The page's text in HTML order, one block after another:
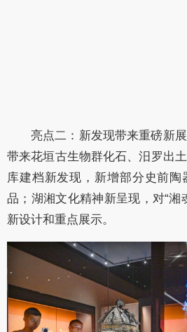
亮点二：新发现带来重磅新
带来花垣古生物群化石、汨罗出
库建档新发现，新增部分史前
品；湖湘文化精神新呈现，对“湘
新设计和重点展示。